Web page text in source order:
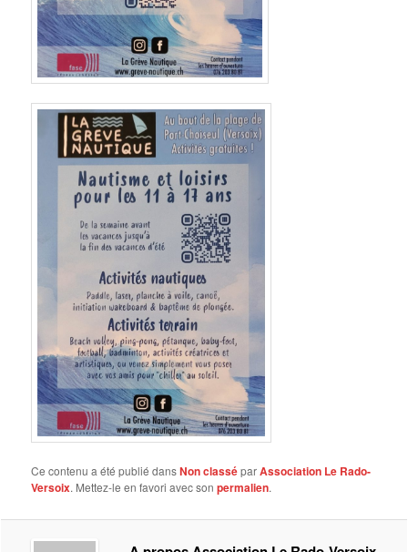
Ce contenu a été publié dansNon classéparAssociation Le Rado-
Versoix. Mettez-le en favori avec sonpermalien.